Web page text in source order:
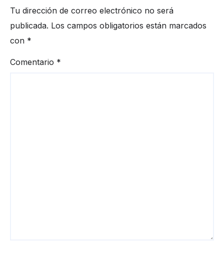
Tu dirección de correo electrónico no será
publicada. Los campos obligatorios están marcados
con *
Comentario *